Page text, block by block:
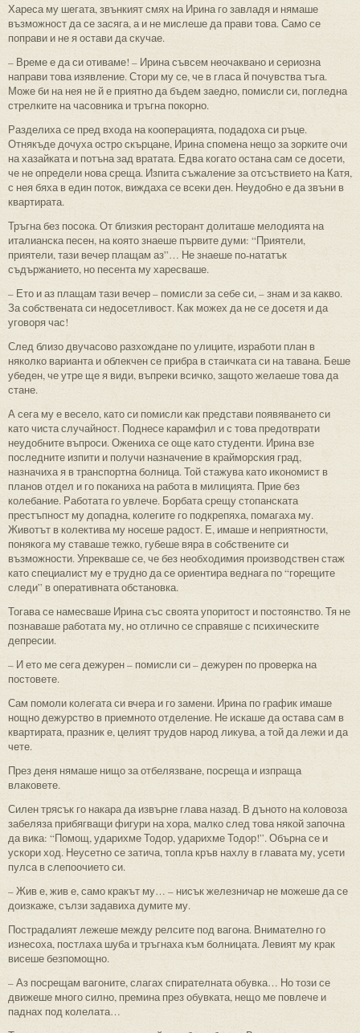
Хареса му шегата, звънкият смях на Ирина го завладя и нямаше
възможност да се засяга, а и не мислеше да прави това. Само се
поправи и не я остави да скучае.
– Време е да си отиваме! – Ирина съвсем неочаквано и сериозна
направи това изявление. Стори му се, че в гласа й почувства тъга.
Може би на нея не й е приятно да бъдем заедно, помисли си, погледна
стрелките на часовника и тръгна покорно.
Разделиха се пред входа на кооперацията, подадоха си ръце.
Отнякъде дочуха остро скърцане, Ирина спомена нещо за зорките очи
на хазайката и потъна зад вратата. Едва когато остана сам се досети,
че не определи нова среща. Изпита съжаление за отсъствието на Катя,
с нея бяха в един поток, виждаха се всеки ден. Неудобно е да звъни в
квартирата.
Тръгна без посока. От близкия ресторант долиташе мелодията на
италианска песен, на която знаеше първите думи: “Приятели,
приятели, тази вечер плащам аз”… Не знаеше по-нататък
съдържанието, но песента му харесваше.
– Ето и аз плащам тази вечер – помисли за себе си, – знам и за какво.
За собствената си недосетливост. Как можех да не се досетя и да
уговоря час!
След близо двучасово разхождане по улиците, изработи план в
няколко варианта и облекчен се прибра в стаичката си на тавана. Беше
убеден, че утре ще я види, въпреки всичко, защото желаеше това да
стане.
А сега му е весело, като си помисли как представи появяването си
като чиста случайност. Поднесе карамфил и с това предотврати
неудобните въпроси. Ожениха се още като студенти. Ирина взе
последните изпити и получи назначение в крайморския град,
назначиха я в транспортна болница. Той стажува като икономист в
планов отдел и го поканиха на работа в милицията. Прие без
колебание. Работата го увлече. Борбата срещу стопанската
престъпност му допадна, колегите го подкрепяха, помагаха му.
Животът в колектива му носеше радост. Е, имаше и неприятности,
понякога му ставаше тежко, губеше вяра в собствените си
възможности. Упрекваше се, че без необходимия производствен стаж
като специалист му е трудно да се ориентира веднага по “горещите
следи” в оперативната обстановка.
Тогава се намесваше Ирина със своята упоритост и постоянство. Тя не
познаваше работата му, но отлично се справяше с психическите
депресии.
– И ето ме сега дежурен – помисли си – дежурен по проверка на
постовете.
Сам помоли колегата си вчера и го замени. Ирина по график имаше
нощно дежурство в приемното отделение. Не искаше да остава сам в
квартирата, празник е, целият трудов народ ликува, а той да лежи и да
чете.
През деня нямаше нищо за отбелязване, посреща и изпраща
влаковете.
Силен трясък го накара да извърне глава назад. В дъното на коловоза
забеляза прибягващи фигури на хора, малко след това някой започна
да вика: “Помощ, ударихме Тодор, ударихме Тодор!”. Обърна се и
ускори ход. Неусетно се затича, топла кръв нахлу в главата му, усети
пулса в слепоочието си.
– Жив е, жив е, само кракът му… – нисък железничар не можеше да се
доизкаже, сълзи задавиха думите му.
Пострадалият лежеше между релсите под вагона. Внимателно го
изнесоха, постлаха шуба и тръгнаха към болницата. Левият му крак
висеше безпомощно.
– Аз посрещам вагоните, слагах спирателната обувка… Но този се
движеше много силно, премина през обувката, нещо ме повлече и
паднах под колелата…